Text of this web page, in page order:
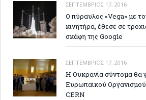
ΣΕΠΤΈΜΒΡΙΟΣ 17, 2016
Ο πύραυλος «Vega» με
κινητήρα, έθεσε σε
σκάφη της Google
ΣΕΠΤΈΜΒΡΙΟΣ 17, 2016
Η Ουκρανία σύντομα θα
Ευρωπαϊκού
CERN